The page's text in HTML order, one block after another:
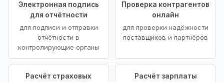
Электронная подпись
для отчётности
для подписи и отправки
отчётности в
контролирующие органы
Проверка контрагентов
онлайн
для проверки надёжности
поставщиков и партнёров
Расчёт страховых
Расчёт зарплаты